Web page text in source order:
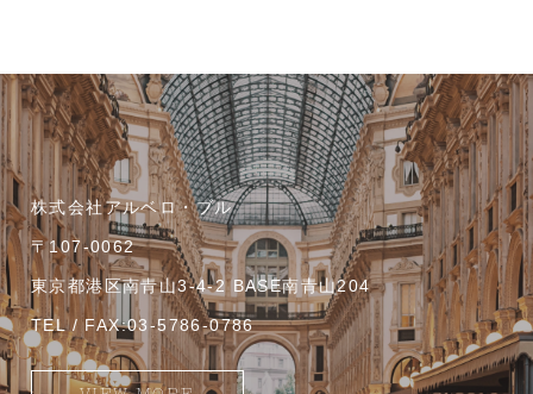
株式会社アルベロ・ブル
〒107-0062
東京都港区南青山3-4-2 BASE南青山204
TEL / FAX:03-5786-0786